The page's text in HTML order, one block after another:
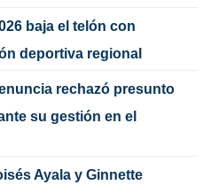
baja el telón con
deportiva regional
rechazó presunto
su gestión en el
Ayala y Ginnette